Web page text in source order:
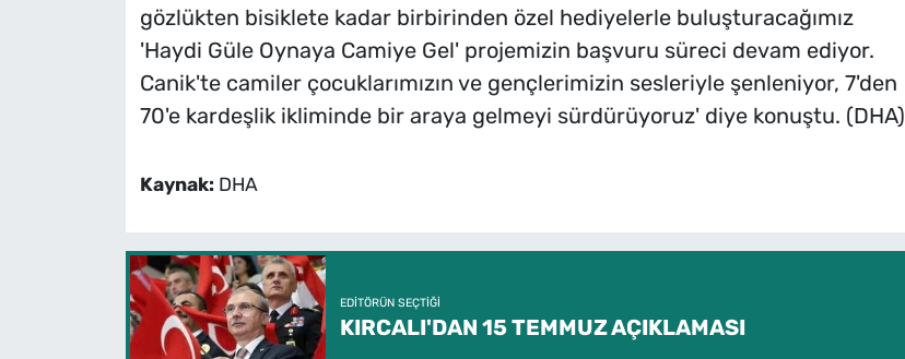
gözlükten bisiklete kadar birbirinden özel hediyelerle buluşturacağımız
'Haydi Güle Oynaya Camiye Gel' projemizin başvuru süreci devam ediyor.
Canik'te camiler çocuklarımızın ve gençlerimizin sesleriyle şenleniyor, 7'den
70'e kardeşlik ikliminde bir araya gelmeyi sürdürüyoruz' diye konuştu. (DHA)
Kaynak: DHA
EDITÖRÜN SEÇTIĞI
KIRCALI'DAN 15 TEMMUZ AÇIKLAMASI